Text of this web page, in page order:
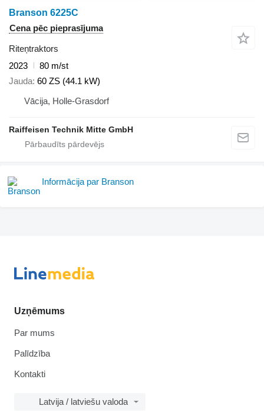
Branson 6225C
Cena pēc pieprasījuma
Riteņtraktors
2023
80 m/st
Jauda 60 ZS (44.1 kW)
Vācija, Holle-Grasdorf
Raiffeisen Technik Mitte GmbH
Informācija par Branson
Uzņēmums
Par mums
Palīdzība
Kontakti
Latvija / latviešu valoda